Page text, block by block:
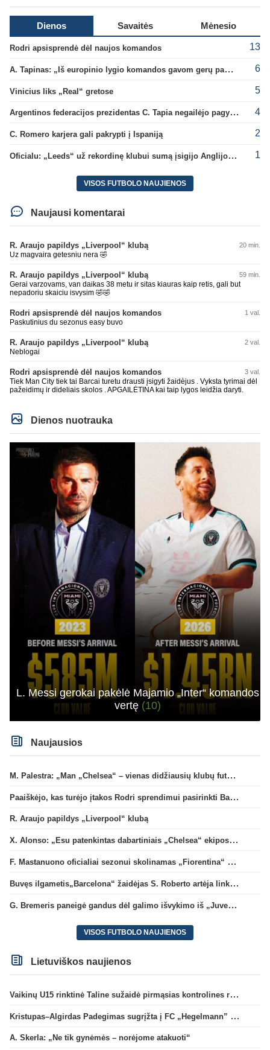
Dienos Savaitės Mėnesio
Rodri apsisprendė dėl naujos komandos 13
A. Tapinas: „Iš europinio lygio komandos gavom gerų pamokų“ 6
Vinicius liks „Real“ gretose 5
Argentinos federacijos prezidentas C. Tapia negailėjo pagyrų G. Infantino 4
C. Romero karjera gali pakrypti į Ispaniją 2
Oficialu: „Leeds“ už rekordinę klubui sumą įsigijo Anglijos rinktinės vartininką 1
VISOS FUTBOLO NAUJIENOS
Naujausi komentarai
R. Araujo papildys „Liverpool“ klubą 20 min.
Uz magvaira getesniu nera 🤣
R. Araujo papildys „Liverpool“ klubą 59 min.
Gerai varzovams, van daikas 38 metu ir sitas kiauras kaip retis, gali but
nepadoriu skaiciu isvysim 🤣🤣
Rodri apsisprendė dėl naujos komandos 1 val.
Paskutinius du sezonus easy buvo
R. Araujo papildys „Liverpool“ klubą 2 val.
Neblogai
Rodri apsisprendė dėl naujos komandos 3 val.
Tiek Man City tiek tai Barcai turetu drausti įsigyti žaidèjus . Vyksta tyrimai dėl
pažeidimų ir dideliais skolos . APGAILĖTINA kai taip lygos leidžia daryti.
Dienos nuotrauka
L. Messi gerokai pakėlė Majamio „Inter“ komandos
vertę (10)
Naujausios
M. Palestra: „Man „Chelsea“ – vienas didžiausių klubų futbole“
Paaiškėjo, kas turėjo įtakos Rodri sprendimui pasirinkti Barselonos pusę
R. Araujo papildys „Liverpool“ klubą
X. Alonso: „Esu patenkintas dabartiniais „Chelsea“ ekipos vartininkais“
F. Mastanuono oficialiai sezonui skolinamas „Fiorentina“ ekipai
Buvęs ilgametis„Barcelona“ žaidėjas S. Roberto artėja link persikėlimo į MLS
G. Bremeris paneigė gandus dėl galimo išvykimo iš „Juventus“ klubo
VISOS FUTBOLO NAUJIENOS
Lietuviškos naujienos
Vaikinų U15 rinktinė Taline sužaidė pirmąsias kontrolines rungtynes
Kristupas–Algirdas Padegimas sugrįžta į FC „Hegelmann” B sudėtį
A. Skerla: „Ne tik gynėmės – norėjome atakuoti“